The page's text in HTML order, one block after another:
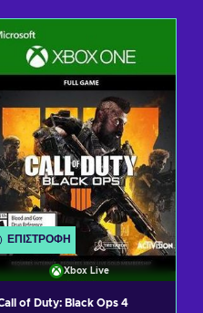
ΕΠΙΣΤΡΟΦΉ
Xbox Live
of Duty: Black Ops 4